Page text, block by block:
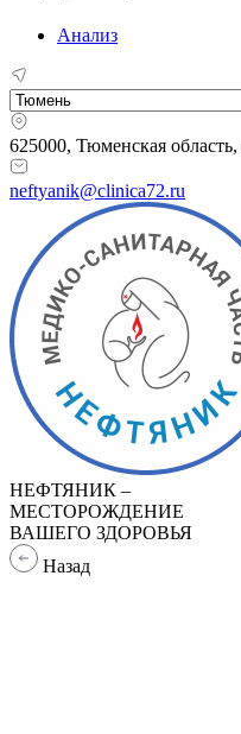
Анализ
625000, Тюменская область,
neftyanik@clinica72.ru
НЕФТЯНИК –
МЕСТОРОЖДЕНИЕ
ВАШЕГО ЗДОРОВЬЯ
Назад